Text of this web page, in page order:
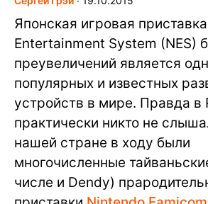
Японская игровая
Entertainment System (NES)
преувеличений является
популярных и известных
устройств в мире. Правда в
практически никто не
нашей стране в ходу были
многочисленные
числе и Dendy)